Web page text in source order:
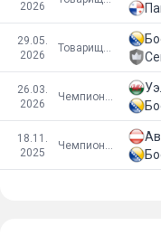
2026
29.05.
2026
26.03.
2026
18.11.
2025